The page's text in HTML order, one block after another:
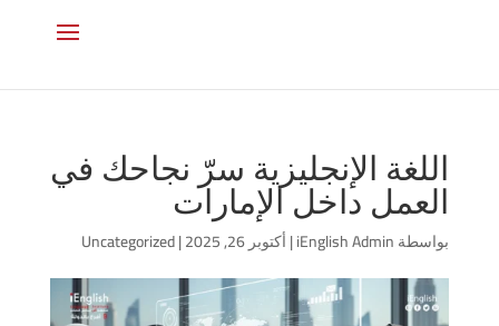
اللغة الإنجليزية سرّ نجاحك في
العمل داخل الإمارات
بواسطةiEnglish Admin
|أكتوبر 26, 2025 |
Uncategorized